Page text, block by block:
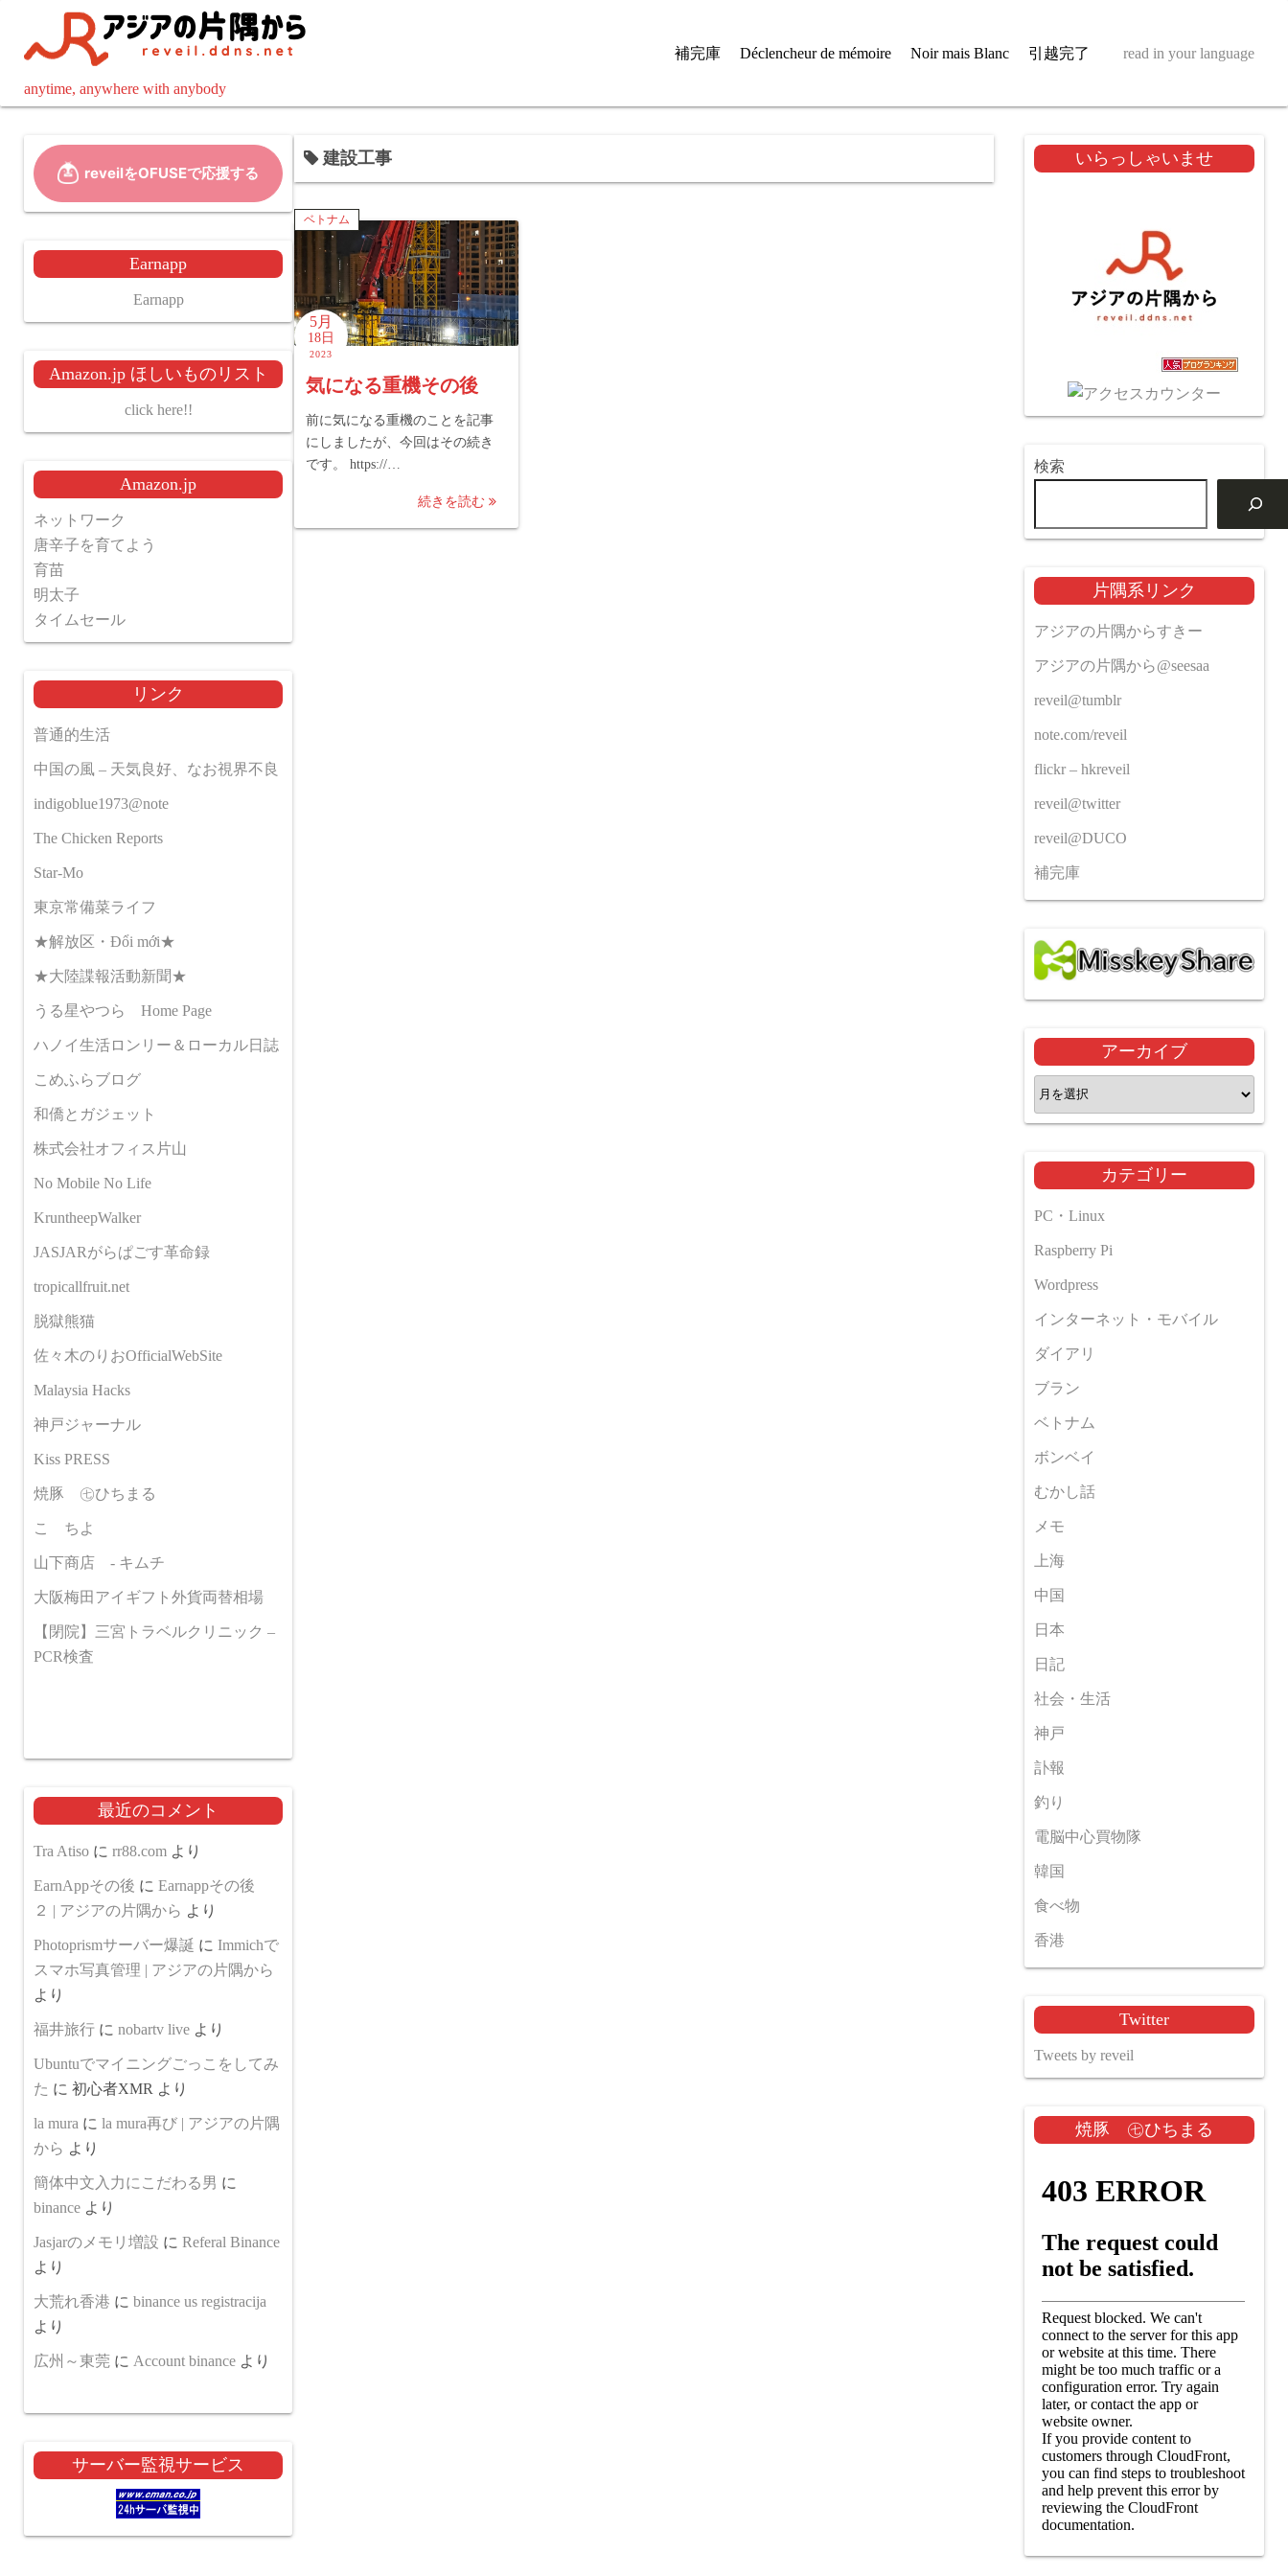
ツ
anytime, anywhere with anybody
補完庫 Déclencheur de mémoire Noir mais Blanc 引越完了 read in your language
建設工事
ベトナム
5月
18日
2023
気になる重機その後
前に気になる重機のことを記事
にしましたが、今回はその続き
です。 https://…
続きを読む
Earnapp
Earnapp
Amazon.jp ほしいものリスト
click here!!
Amazon.jp
ネットワーク
唐辛子を育てよう
育苗
明太子
タイムセール
リンク
普通的生活
中国の風 – 天気良好、なお視界不良
indigoblue1973@note
The Chicken Reports
Star-Mo
東京常備菜ライフ
★解放区・Đổi mới★
★大陸諜報活動新聞★
うる星やつら Home Page
ハノイ生活ロンリー＆ローカル日誌
こめふらブログ
和僑とガジェット
株式会社オフィス片山
No Mobile No Life
KruntheepWalker
JASJARがらぱごす革命録
tropicallfruit.net
脱獄熊猫
佐々木のりおOfficialWebSite
Malaysia Hacks
神戸ジャーナル
Kiss PRESS
焼豚 ㊆ひちまる
こゝちよ
山下商店 - キムチ
大阪梅田アイギフト外貨両替相場
【閉院】三宮トラベルクリニック –
PCR検査
最近のコメント
Tra Atiso に rr88.com より
EarnAppその後 に Earnappその後
２ | アジアの片隅から より
Photoprismサーバー爆誕 に Immichで
スマホ写真管理 | アジアの片隅から
より
福井旅行 に nobartv live より
Ubuntuでマイニングごっこをしてみ
た に 初心者XMR より
la mura に la mura再び | アジアの片隅
から より
簡体中文入力にこだわる男 に
binance より
Jasjarのメモリ増設 に Referal Binance
より
大荒れ香港 に binance us registracija
より
広州～東莞 に Account binance より
サーバー監視サービス
いらっしゃいませ
検索
片隅系リンク
アジアの片隅からすきー
アジアの片隅から@seesaa
reveil@tumblr
note.com/reveil
flickr – hkreveil
reveil@twitter
reveil@DUCO
補完庫
アーカイブ
ア
ー
イ
ブ
カテゴリー
PC・Linux
Raspberry Pi
Wordpress
インターネット・モバイル
ダイアリ
ブラン
ベトナム
ボンベイ
むかし話
メモ
上海
中国
日本
日記
社会・生活
神戸
訃報
釣り
電脳中心買物隊
韓国
食べ物
香港
Twitter
Tweets by reveil
焼豚 ㊆ひちまる